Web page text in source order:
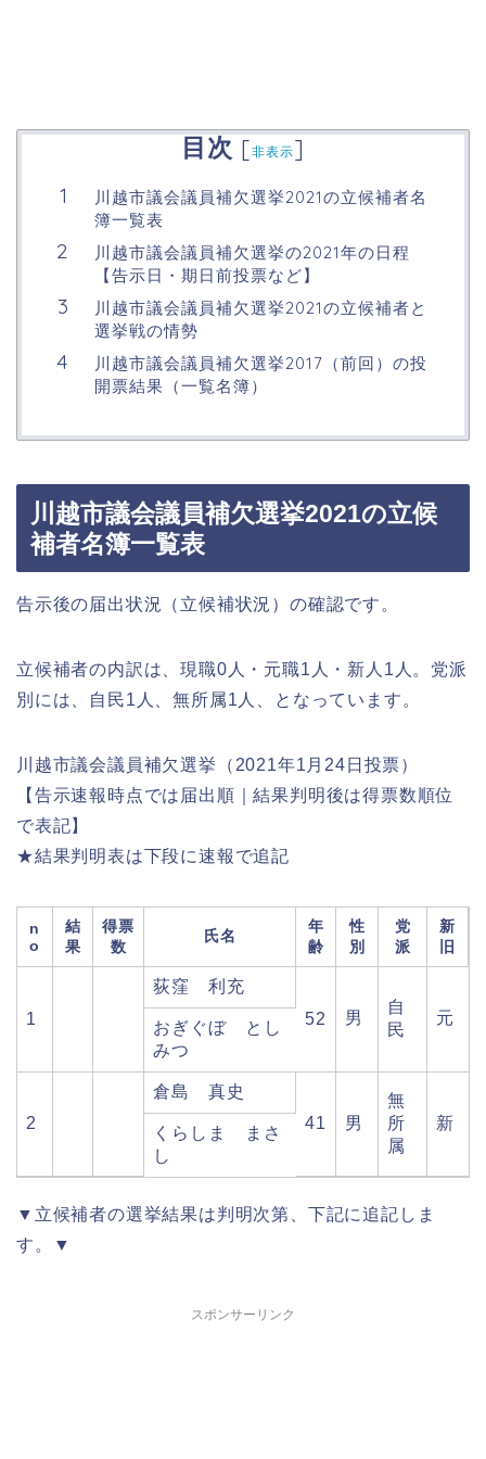
目次 [非表示]
川越市議会議員補欠選挙2021の立候補者名
簿一覧表
川越市議会議員補欠選挙の2021年の日程
【告示日・期日前投票など】
川越市議会議員補欠選挙2021の立候補者と
選挙戦の情勢
川越市議会議員補欠選挙2017（前回）の投
開票結果（一覧名簿）
川越市議会議員補欠選挙2021の立候
補者名簿一覧表
告示後の届出状況（立候補状況）の確認です。
立候補者の内訳は、現職0人・元職1人・新人1人。党派
別には、自民1人、無所属1人、となっています。
川越市議会議員補欠選挙（2021年1月24日投票）
【告示速報時点では届出順｜結果判明後は得票数順位
で表記】
★結果判明表は下段に速報で追記
n
o
結
果
得票
数
氏名
年
齢
性
別
党
派
新
旧
1
荻窪 利充
52
男
自
民
元
おぎぐぼ とし
みつ
2
倉島 真史
41
男
無
所
属
新
くらしま まさ
し
▼立候補者の選挙結果は判明次第、下記に追記しま
す。▼
スポンサーリンク